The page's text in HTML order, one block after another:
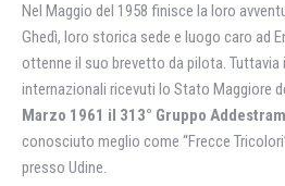
Nel Maggio del 1958 finisce la loro
Ghedì, loro storica sede e luogo caro ad
ottenne il suo brevetto da pilota. Tuttavia
internazionali ricevuti lo Stato Maggiore
Marzo 1961 il 313° Gruppo
conosciuto meglio come “Frecce
presso Udine.